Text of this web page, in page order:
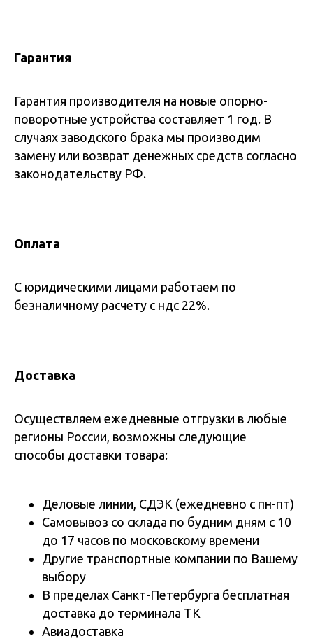
Гарантия
Гарантия производителя на новые опорно-
поворотные устройства составляет 1 год. В
случаях заводского брака мы производим
замену или возврат денежных средств согласно
законодательству РФ.
Оплата
С юридическими лицами работаем по
безналичному расчету с ндс 22%.
Доставка
Осуществляем ежедневные отгрузки в любые
регионы России, возможны следующие
способы доставки товара:
Деловые линии, СДЭК (ежедневно с пн-пт)
Самовывоз со склада по будним дням с 10
до 17 часов по московскому времени
Другие транспортные компании по Вашему
выбору
В пределах Санкт-Петербурга бесплатная
доставка до терминала ТК
Авиадоставка